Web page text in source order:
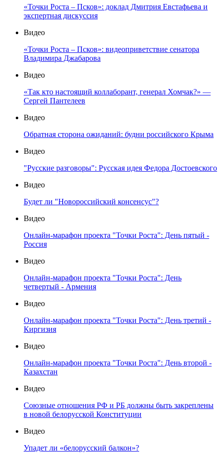
«Точки Роста – Псков»: доклад Дмитрия Евстафьева и
экспертная дискуссия
Видео
«Точки Роста – Псков»: видеоприветствие сенатора
Владимира Джабарова
Видео
«Так кто настоящий коллаборант, генерал Хомчак?» —
Сергей Пантелеев
Видео
Обратная сторона ожиданий: будни российского Крыма
Видео
"Русские разговоры": Русская идея Федора Достоевского
Видео
Будет ли "Новороссийский консенсус"?
Видео
Онлайн-марафон проекта "Точки Роста": День пятый -
Россия
Видео
Онлайн-марафон проекта "Точки Роста": День
четвертый - Армения
Видео
Онлайн-марафон проекта "Точки Роста": День третий -
Киргизия
Видео
Онлайн-марафон проекта "Точки Роста": День второй -
Казахстан
Видео
Союзные отношения РФ и РБ должны быть закреплены
в новой белорусской Конституции
Видео
Упадет ли «белорусский балкон»?